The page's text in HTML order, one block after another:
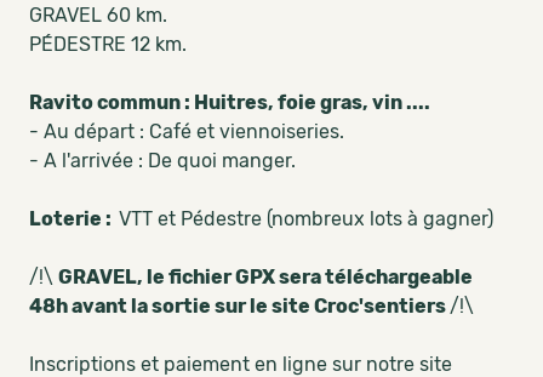
GRAVEL 60 km.
PÉDESTRE 12 km.
Ravito commun : Huitres, foie gras, vin ....
- Au départ : Café et viennoiseries.
- A l'arrivée : De quoi manger.
Loterie : VTT et Pédestre (nombreux lots à gagner)
/!\ GRAVEL, le fichier GPX sera téléchargeable
48h avant la sortie sur le site Croc'sentiers/!\
Inscriptions et paiement en ligne sur notre site